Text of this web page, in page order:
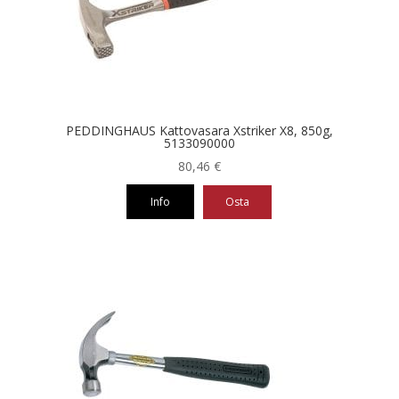
valinnat
PEDDINGHAUS Kattovasara Xstriker X8, 850g,
5133090000
80,46 €
Info Osta